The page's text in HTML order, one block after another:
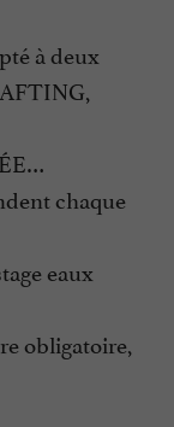
à deux
chaque
eaux
obligatoire,